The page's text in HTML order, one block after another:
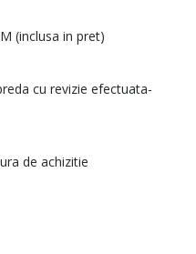
(inclusa in pret)
cu revizie efectuata-
de achizitie